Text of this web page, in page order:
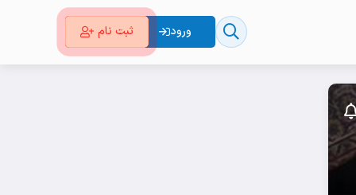
ورود ثبت نام